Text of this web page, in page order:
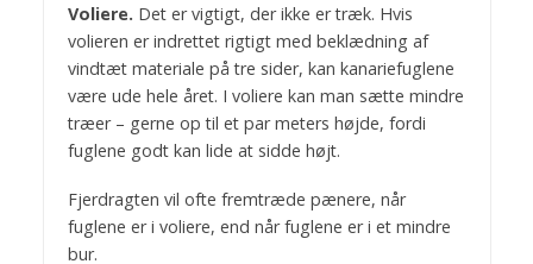
Voliere. Det er vigtigt, der ikke er træk. Hvis
volieren er indrettet rigtigt med beklædning af
vindtæt materiale på tre sider, kan kanariefuglene
være ude hele året. I voliere kan man sætte mindre
træer – gerne op til et par meters højde, fordi
fuglene godt kan lide at sidde højt.
Fjerdragten vil ofte fremtræde pænere, når
fuglene er i voliere, end når fuglene er i et mindre
bur.